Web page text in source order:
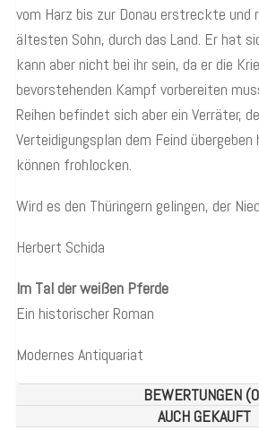
vom Harz bis zur Donau erstreckte und
ältesten Sohn, durch das Land. Er hat
kann aber nicht bei ihr sein, da er die
bevorstehenden Kampf vorbereiten
Reihen befindet sich aber ein Verräter,
Verteidigungsplan dem Feind
können frohlocken.
Wird es den Thüringern gelingen, der
Herbert Schida
Im Tal der weißen Pferde
Ein historischer Roman
Modernes Antiquariat
BEWERTUNGEN
AUCH GEKAUFT